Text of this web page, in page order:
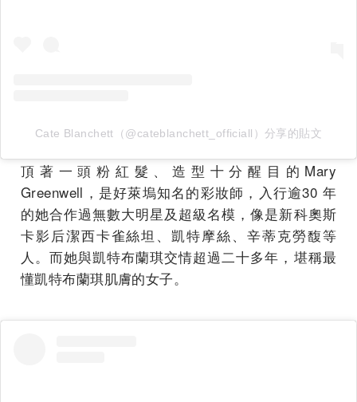
Cate Blanchett（@cateblanchett_officiall）分享的貼文
頂著一頭粉紅髮、造型十分醒目的Mary
Greenwell，是好萊塢知名的彩妝師，入行逾30 年
的她合作過無數大明星及超級名模，像是新科奧斯
卡影后潔西卡雀絲坦、凱特摩絲、辛蒂克勞馥等
人。而她與凱特布蘭琪交情超過二十多年，堪稱最
懂凱特布蘭琪肌膚的女子。